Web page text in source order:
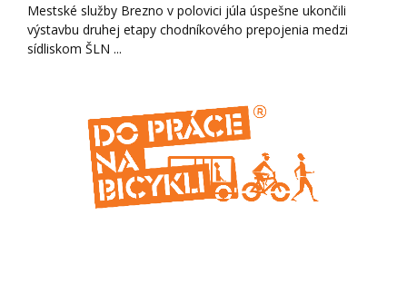
Mestské služby Brezno v polovici júla úspešne ukončili
výstavbu druhej etapy chodníkového prepojenia medzi
sídliskom ŠLN ...